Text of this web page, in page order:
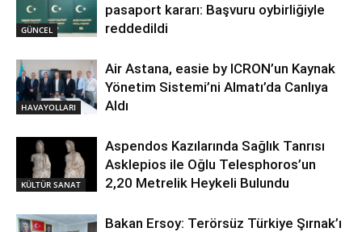
GÜNCEL
pasaport kararı: Başvuru oybirliğiyle
reddedildi
HAVAYOLLARI
Air Astana, easie by ICRON’un Kaynak
Yönetim Sistemi’ni Almatı’da Canlıya
Aldı
KÜLTÜR SANAT
Aspendos Kazılarında Sağlık Tanrısı
Asklepios ile Oğlu Telesphoros’un
2,20 Metrelik Heykeli Bulundu
Bakan Ersoy: Terörsüz Türkiye Şırnak’ı